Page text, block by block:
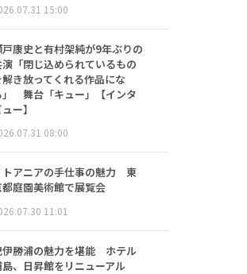
15:00
康史と有村架純が9年ぶりの
「閉じ込められているもの
解き放ってくれる作品にな
」 舞台「キュー」【インタ
ー】
08:00
トアニアの手仕事の魅力 東
庭園美術館で展覧会
11:01
伊勝浦の魅力を堪能 ホテル
島、日昇館をリニューアル